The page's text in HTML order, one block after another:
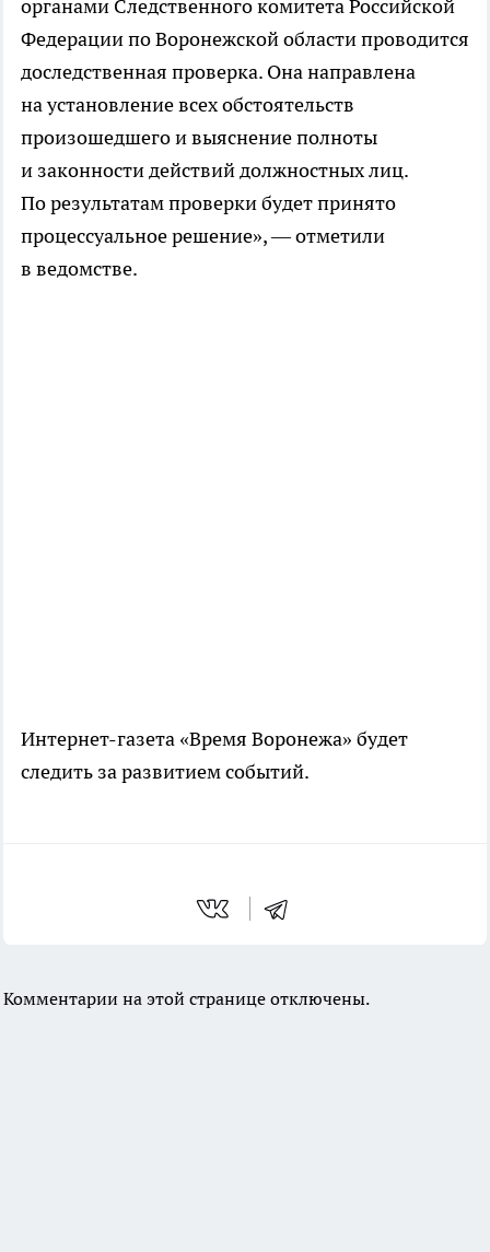
органами Следственного комитета Российской
Федерации по Воронежской области проводится
доследственная проверка. Она направлена
на установление всех обстоятельств
произошедшего и выяснение полноты
и законности действий должностных лиц.
По результатам проверки будет принято
процессуальное решение», — отметили
в ведомстве.
Интернет-газета «Время Воронежа» будет
следить за развитием событий.
Комментарии на этой странице отключены.